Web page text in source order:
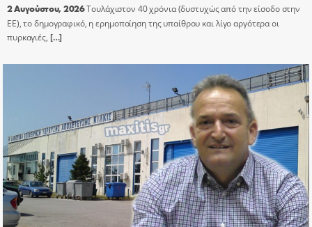
2 Αυγούστου, 2026Τουλάχιστον 40 χρόνια (δυστυχώς από την είσοδο στην
ΕΕ), το δημογραφικό, η ερημοποίηση της υπαίθρου και λίγο αργότερα οι
πυρκαγιές, […]